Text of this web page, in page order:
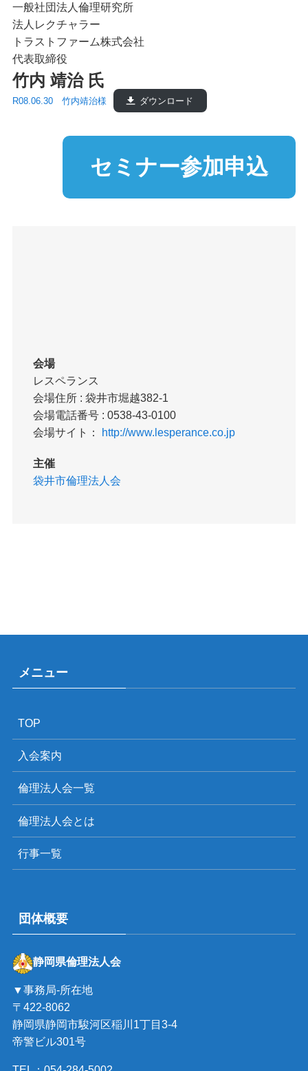
一般社団法人倫理研究所
法人レクチャラー
トラストファーム株式会社
代表取締役
竹内 靖治 氏
R08.06.30 竹内靖治様 ダウンロード
セミナー参加申込
会場
レスペランス
会場住所 : 袋井市堀越382-1
会場電話番号 : 0538-43-0100
会場サイト：
http://www.lesperance.co.jp
主催
袋井市倫理法人会
メニュー
TOP
入会案内
倫理法人会一覧
倫理法人会とは
行事一覧
団体概要
静岡県倫理法人会
▼事務局-所在地
〒422-8062
静岡県静岡市駿河区稲川1丁目3-4
帝警ビル301号